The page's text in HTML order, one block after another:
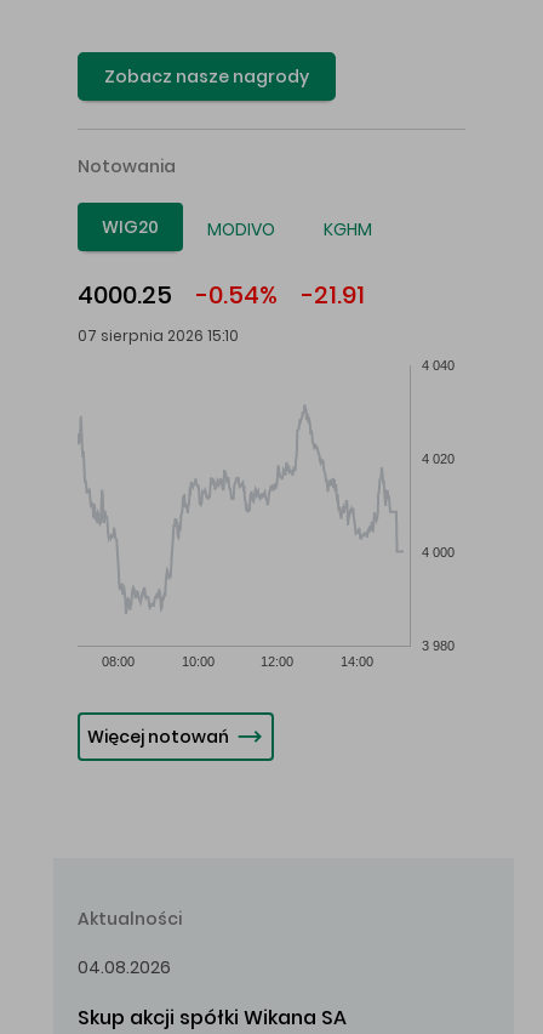
Zobacz nasze nagrody
Notowania
WIG20 MODIVO KGHM
4000.25 -0.54% -21.91
07 sierpnia 2026 15:10
08:00 10:00 12:00 14:00
3 980
4 000
4 020
4 040
Więcej notowań
Aktualności
04.08.2026
Skup akcji spółki Wikana SA